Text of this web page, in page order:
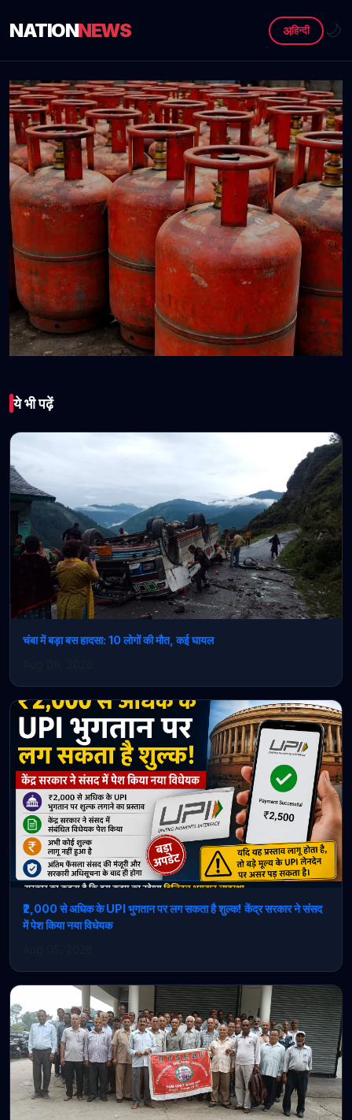
NATIONNEWS अहिन्दी 🌙
हिमाचल में पेट्रोल-डीजल और
LPG का पर्याप्त भंडारण,
हड़बड़ाहट में अनावश्यक गैस
बुकिंग करने से बचें’
March 11, 2026 • 1 min read
ये भी पढ़ें
चंबा में बड़ा बस हादसा: 10 लोगों की मौत, कई घायल
₹2,000 से अधिक के UPI भुगतान पर लग सकता है शुल्क! केंद्र सरकार ने संसद
में पेश किया नया विधेयक